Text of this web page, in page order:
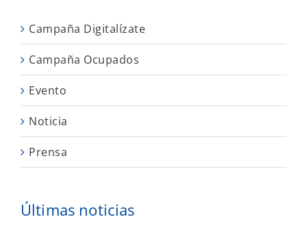
Campaña Digitalízate
Campaña Ocupados
Evento
Noticia
Prensa
Últimas noticias